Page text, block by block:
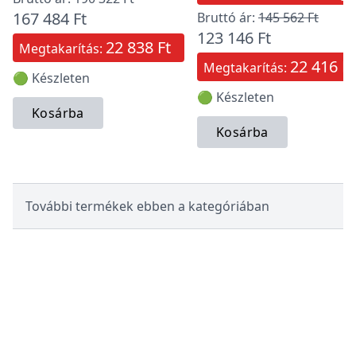
167 484 Ft
Megtakarítás: 22 838 Ft
🟢 Készleten
Kosárba
Bruttó ár: 145 562 Ft
123 146 Ft
Megtakarítás: 22 416 Ft
🟢 Készleten
Kosárba
További termékek ebben a kategóriában